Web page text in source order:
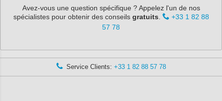
Avez-vous une question spécifique ? Appelez l'un de nos
spécialistes pour obtenir des conseils gratuits
+33 1 82 88
57 78
Service Clients: +33 1 82 88 57 78